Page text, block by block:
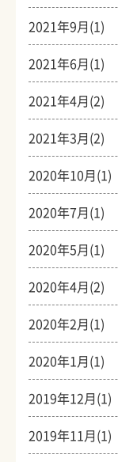
2021年9月(1)
2021年6月(1)
2021年4月(2)
2021年3月(2)
2020年10月(1)
2020年7月(1)
2020年5月(1)
2020年4月(2)
2020年2月(1)
2020年1月(1)
2019年12月(1)
2019年11月(1)